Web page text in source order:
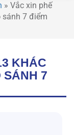
» Vắc xin phế
sánh 7 điểm
KHÁC
SÁNH 7